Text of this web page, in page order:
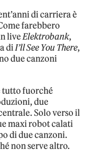
di carriera è
farebbero
liveElektrobank,
diI’ll See You There,
due canzoni
tutto fuorché
due
Solo verso il
maxi robot calati
di due canzoni.
non serve altro.